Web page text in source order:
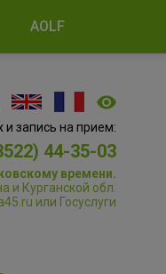
AOLF
запись на прием:
44-35-03
времени.
и Курганской обл.
или Госуслуги